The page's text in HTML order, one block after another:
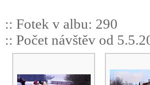
:: Fotek v albu: 290
:: Počet návštěv od